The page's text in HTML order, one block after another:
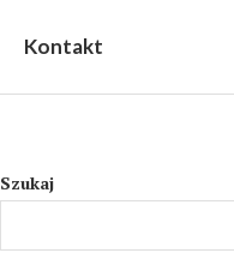
Kontakt
Szukaj